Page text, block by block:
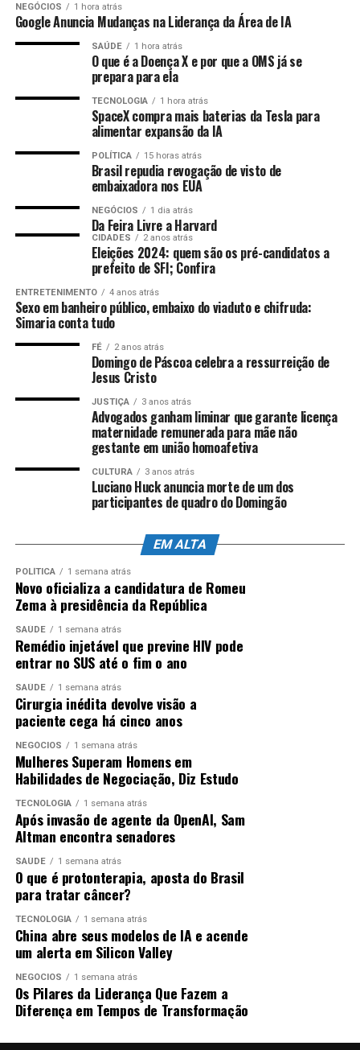
o comércio exterior do estado, Marcelo Santos
considera prejudicial o processo de regionalização
proposto, no qual diversos processos de trabalho,
dentre eles o despacho aduaneiro de mercadorias,
seriam direcionados à unidade do Rio de Janeiro. Por
isso, o presidente da Assembleia Legislativa e
representantes do Sindiex pleiteiam a suspensão das
ações no âmbito da 7ª Região Fiscal (SRRF07) com vista
a regionalização de processos de trabalho e atividades da
Alfândega do Porto de Vitória/ES para a Alfândega da
Receita Federal do Brasil do Porto do Rio de Janeiro –
ALF/RJO, de modo a não prejudicar o comércio exterior
com informações da assessoria de imprensa e
edição deNicolle Expósito
Costa/Arquivo Ales
Foto: Reprodução/instagram Mariana Mazelli
NEGÓCIOS 1 hora atrás
Google Anuncia Mudanças na Liderança da Área de IA
SAÚDE 1 hora atrás
O que é a Doença X e por que a OMS já se
prepara para ela
TECNOLOGIA 1 hora atrás
SpaceX compra mais baterias da Tesla para
alimentar expansão da IA
POLÍTICA 15 horas atrás
Brasil repudia revogação de visto de
embaixadora nos EUA
NEGÓCIOS 1 dia atrás
Da Feira Livre a Harvard
CIDADES 2 anos atrás
Eleições 2024: quem são os pré-candidatos a
prefeito de SFI; Confira
ENTRETENIMENTO 4 anos atrás
Sexo em banheiro público, embaixo do viaduto e chifruda:
Simaria conta tudo
FÉ 2 anos atrás
Domingo de Páscoa celebra a ressurreição de
Jesus Cristo
JUSTIÇA 3 anos atrás
Advogados ganham liminar que garante licença
maternidade remunerada para mãe não
gestante em união homoafetiva
CULTURA 3 anos atrás
Luciano Huck anuncia morte de um dos
participantes de quadro do Domingão
EM ALTA
POLÍTICA 1 semana atrás
Novo oficializa a candidatura de Romeu
Zema à presidência da República
SAÚDE 1 semana atrás
Remédio injetável que previne HIV pode
entrar no SUS até o fim o ano
SAÚDE 1 semana atrás
Cirurgia inédita devolve visão a
paciente cega há cinco anos
NEGÓCIOS 1 semana atrás
Mulheres Superam Homens em
Habilidades de Negociação, Diz Estudo
TECNOLOGIA 1 semana atrás
Após invasão de agente da OpenAI, Sam
Altman encontra senadores
SAÚDE 1 semana atrás
O que é protonterapia, aposta do Brasil
para tratar câncer?
TECNOLOGIA 1 semana atrás
China abre seus modelos de IA e acende
um alerta em Silicon Valley
NEGÓCIOS 1 semana atrás
Os Pilares da Liderança Que Fazem a
Diferença em Tempos de Transformação